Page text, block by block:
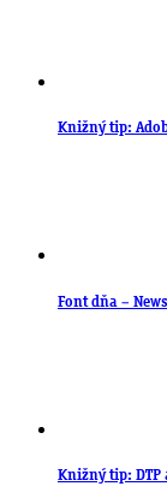
Knižný tip:
Font dňa –
Knižný tip: